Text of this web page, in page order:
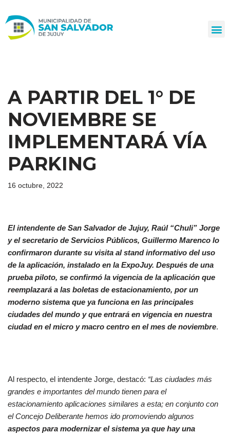
al
A PARTIR DEL 1° DE
NOVIEMBRE SE
IMPLEMENTARÁ VÍA
PARKING
16 octubre, 2022
El intendente de San Salvador de Jujuy, Raúl “Chuli” Jorge
y el secretario de Servicios Públicos, Guillermo Marenco lo
confirmaron durante su visita al stand informativo del uso
de la aplicación, instalado en la ExpoJuy. Después de una
prueba piloto, se confirmó la vigencia de la aplicación que
reemplazará a las boletas de estacionamiento, por un
moderno sistema que ya funciona en las principales
ciudades del mundo y que entrará en vigencia en nuestra
ciudad en el micro y macro centro en el mes de noviembre.
Al respecto, el intendente Jorge, destacó: “Las ciudades más
grandes e importantes del mundo tienen para el
estacionamiento aplicaciones similares a esta; en conjunto con
el Concejo Deliberante hemos ido promoviendo algunos
aspectos para modernizar el sistema ya que hay una